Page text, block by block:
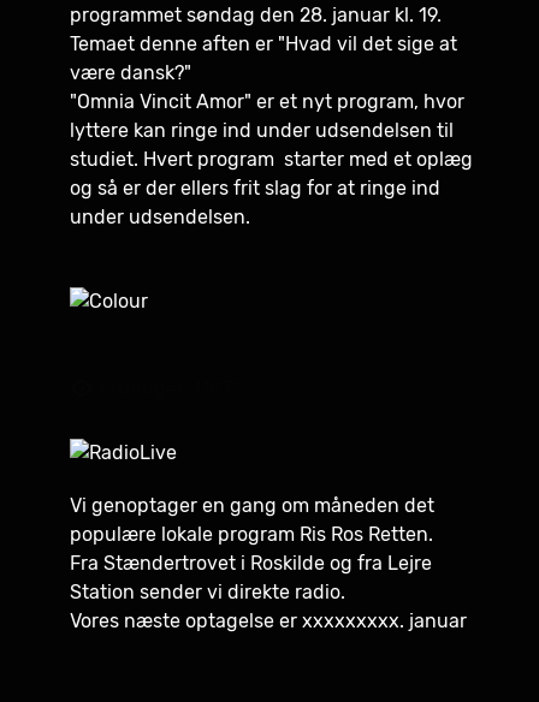
programmet søndag den 28. januar kl. 19.
Temaet denne aften er "Hvad vil det sige at
være dansk?"
"Omnia Vincit Amor" er et nyt program, hvor
lyttere kan ringe ind under udsendelsen til
studiet. Hvert program starter med et oplæg
og så er der ellers frit slag for at ringe ind
under udsendelsen.
Vi genoptager en gang om måneden det
populære lokale program Ris Ros Retten.
Fra Stændertrovet i Roskilde og fra Lejre
Station sender vi direkte radio.
Vores næste optagelse er xxxxxxxxx. januar